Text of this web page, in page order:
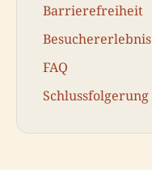
Barrierefreiheit
Besuchererlebnis
FAQ
Schlussfolgerung